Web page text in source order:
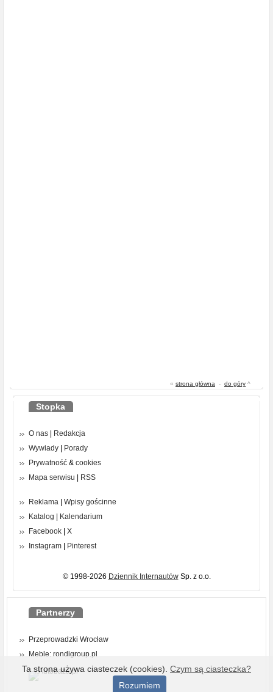
« strona główna - do góry ^
Stopka
O nas
Redakcja
Wywiady
Porady
Prywatność & cookies
Mapa serwisu
RSS
Reklama
Wpisy gościnne
Katalog
Kalendarium
Facebook
X
Instagram
Pinterest
© 1998-2026 Dziennik InternautówSp. z o.o.
Partnerzy
Przeprowadzki Wrocław
Meble: rondigroup.pl
Ta strona używa ciasteczek (cookies). Czym są ciasteczka?
Rozumiem